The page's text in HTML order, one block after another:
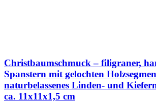
Christbaumschmuck – filigraner,
Spanstern mit gelochten
naturbelassenes Linden- und
ca. 11x11x1,5 cm